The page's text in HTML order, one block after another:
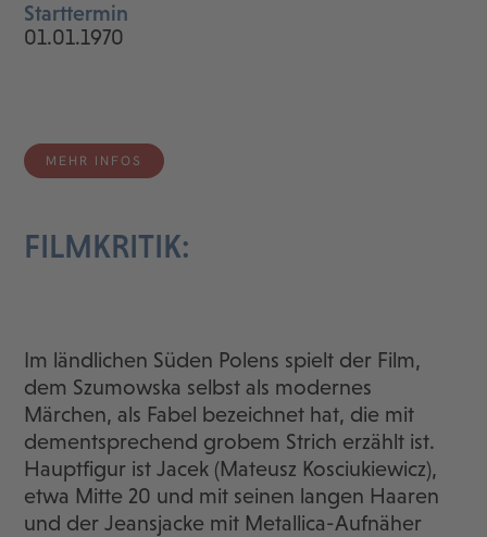
Starttermin
01.01.1970
MEHR INFOS
FILMKRITIK:
Im ländlichen Süden Polens spielt der Film,
dem Szumowska selbst als modernes
Märchen, als Fabel bezeichnet hat, die mit
dementsprechend grobem Strich erzählt ist.
Hauptfigur ist Jacek (Mateusz Kosciukiewicz),
etwa Mitte 20 und mit seinen langen Haaren
und der Jeansjacke mit Metallica-Aufnäher